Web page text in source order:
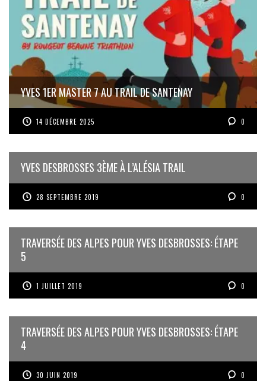
YVES 1ER MASTER 7 AU TRAIL DE SANTENAY
14 DÉCEMBRE 2025 0
YVES DESBROSSES 3ÈME À L’ALÉSIA TRAIL
28 SEPTEMBRE 2019 0
TRAVERSÉE DES ALPES POUR YVES DESBROSSES: ÉTAPE
5
1 JUILLET 2019 0
TRAVERSÉE DES ALPES POUR YVES DESBROSSES: ÉTAPE
4
30 JUIN 2019 0